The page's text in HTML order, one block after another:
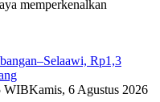
memperkenalkan
Rp1,3
WIBKamis, 6 Agustus 2026